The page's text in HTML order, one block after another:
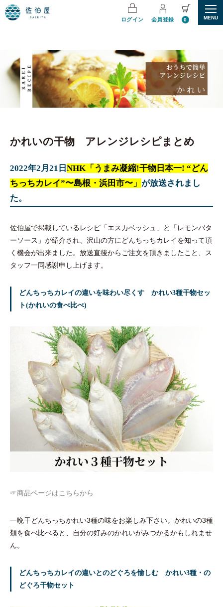
ログイン 会員登録 0 MENU
かれいの干物 アレンジレシピまとめ
2022年2月21日 NHK「うまみ凝縮!干物日本一! “どん
ちっちカレイ”〜島根・浜田市〜」 が放送されまし
た。
佐伯屋で掲載しているレシピ「エスカベッシュ」と「レモンバタ
ーソース」が紹介され、沢山の方にどんちっちカレイを知って頂
く機会が出来ました。放送直後からご注文を頂きましたこと、ス
タッフ一同感謝申し上げます。
どんちっちカレイの違いを味わい尽くす かれい3種干物セッ
ト(かれいの食べ比べ)
☞商品ページはこちらから
一晩干どんちっちかれい3種の味をお楽しみ下さい。かれいの3種
類を食べ比べると、自分の好みのかれいがみつかるかもしれませ
ん。
どんちっちカレイの違いとのどぐろを愉しむ かれい3種・の
どぐろ干物セット